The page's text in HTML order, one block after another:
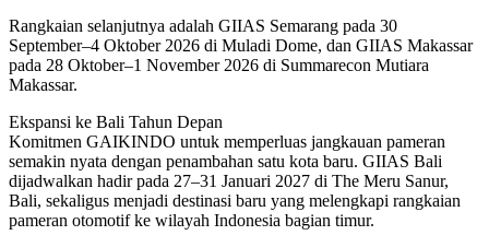
Rangkaian selanjutnya adalah GIIAS Semarang pada 30
September–4 Oktober 2026 di Muladi Dome, dan GIIAS Makassar
pada 28 Oktober–1 November 2026 di Summarecon Mutiara
Makassar.
Ekspansi ke Bali Tahun Depan
Komitmen GAIKINDO untuk memperluas jangkauan pameran
semakin nyata dengan penambahan satu kota baru. GIIAS Bali
dijadwalkan hadir pada 27–31 Januari 2027 di The Meru Sanur,
Bali, sekaligus menjadi destinasi baru yang melengkapi rangkaian
pameran otomotif ke wilayah Indonesia bagian timur.